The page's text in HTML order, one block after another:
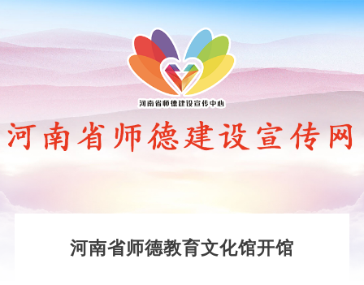
​河南省师德教育文化馆开馆